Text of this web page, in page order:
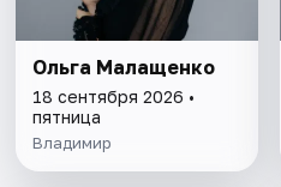
Ольга Малащенко
18 сентября 2026 •
пятница
Владимир